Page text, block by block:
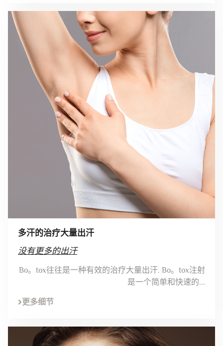
多汗的治疗大量出汗
没有更多的出汗
Bo。tox往往是一种有效的治疗大量出汗. Bo。tox注射
是一个简单和快速的...
更多细节